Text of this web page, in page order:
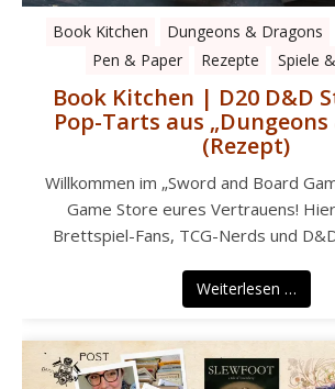
Book Kitchen Dungeons & Dragons
Pen & Paper
Rezepte Spiele
Book Kitchen | D20 D&D
Pop-Tarts aus „Dungeons
(Rezept)
Willkommen im „Sword and Board
Game Store eures Vertrauens!
Brettspiel-Fans, TCG-Nerds und
Weiterlesen …